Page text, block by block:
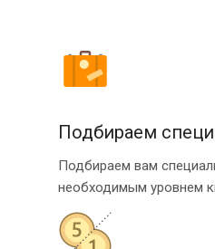
Подбираем
Подбираем вам
необходимым уровнем